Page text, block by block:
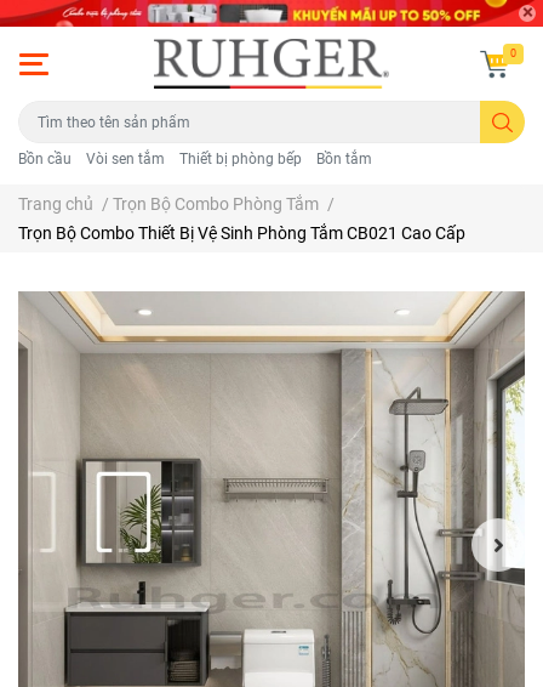
Bồn cầu Vòi sen tắm Thiết bị phòng bếp Bồn tắm
0
Trang chủ / Trọn Bộ Combo Phòng Tắm /
Trọn Bộ Combo Thiết Bị Vệ Sinh Phòng Tắm CB021 Cao Cấp